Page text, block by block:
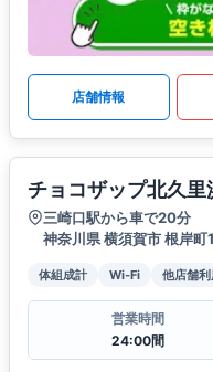
店舗情報
チョコザップ北久里
三崎口駅から車で20分
神奈川県 横須賀市 根岸
体組成計 Wi-Fi 他店舗利
営業時間
24:00間